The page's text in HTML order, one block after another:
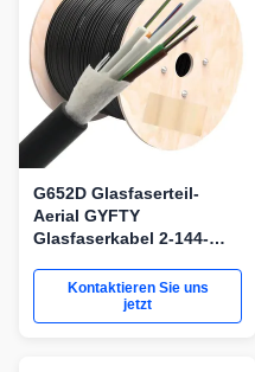
G652D Glasfaserteil-
Aerial GYFTY
Glasfaserkabel 2-144-
HDPE-Jackett zur
Selbstunterstützung
Kontaktieren Sie uns
jetzt